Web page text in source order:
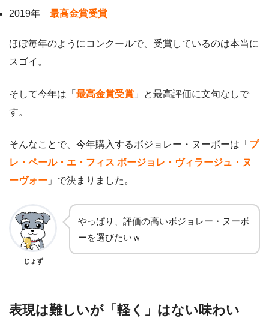
2019年 最高金賞受賞
ほぼ毎年のようにコンクールで、受賞しているのは本当に
スゴイ。
そして今年は「 最高金賞受賞 」と最高評価に文句なしで
す。
そんなことで、今年購入するボジョレー・ヌーボーは「 プ
レ・ペール・エ・フィス ボージョレ・ヴィラージュ・ヌ
ーヴォー 」で決まりました。
じょず
やっぱり、評価の高いボジョレー・ヌーボ
ーを選びたいｗ
表現は難しいが「軽く」はない味わい